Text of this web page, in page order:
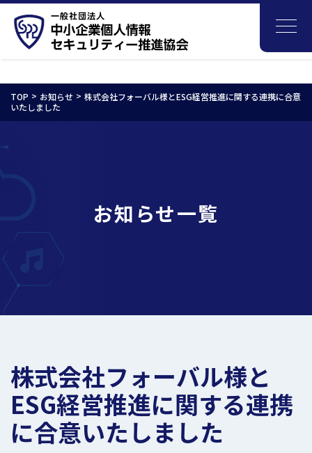
TOP お知らせ
株式会社フォーバル様とESG経営推進に関する連携に合意
いたしました
お知らせ一覧
株式会社フォーバル様と
ESG経営推進に関する連携
に合意いたしました